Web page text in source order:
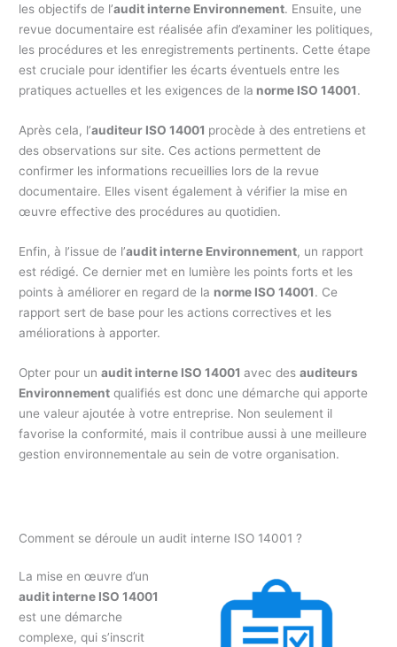
les objectifs de l’audit interne Environnement. Ensuite, une
revue documentaire est réalisée afin d’examiner les politiques,
les procédures et les enregistrements pertinents. Cette étape
est cruciale pour identifier les écarts éventuels entre les
pratiques actuelles et les exigences de la norme ISO 14001.
Après cela, l’auditeur ISO 14001 procède à des entretiens et
des observations sur site. Ces actions permettent de
confirmer les informations recueillies lors de la revue
documentaire. Elles visent également à vérifier la mise en
œuvre effective des procédures au quotidien.
Enfin, à l’issue de l’audit interne Environnement, un rapport
est rédigé. Ce dernier met en lumière les points forts et les
points à améliorer en regard de la norme ISO 14001. Ce
rapport sert de base pour les actions correctives et les
améliorations à apporter.
Opter pour unaudit interne ISO 14001avec desauditeurs
Environnement qualifiés est donc une démarche qui apporte
une valeur ajoutée à votre entreprise. Non seulement il
favorise la conformité, mais il contribue aussi à une meilleure
gestion environnementale au sein de votre organisation.
Comment se déroule un audit interne ISO 14001 ?
La mise en œuvre d’un
audit interne ISO 14001
est une démarche
complexe, qui s’inscrit